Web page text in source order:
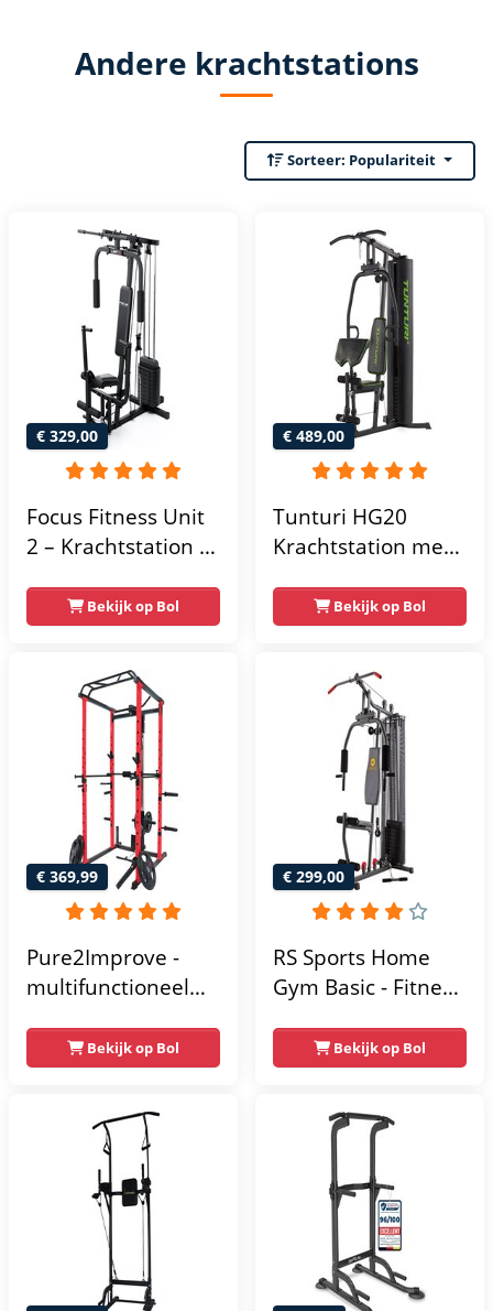
Andere krachtstations
Sorteer: Populariteit
€ 329,00
Focus Fitness Unit
2 – Krachtstation –
– Lat Pulley
Bekijk op Bol
€ 489,00
Tunturi HG20
Krachtstation met
Compacte home
gym met lat pulley
krachtstation voor
thuis - Compact en
multifunctioneel -
Incl. gratis fitness
Bekijk op Bol
€ 369,99
Pure2Improve -
multifunctioneel
krachtstation -
home gym -
215x111x142
Bekijk op Bol
€ 299,00
RS Sports Home
Gym Basic - Fitness
Bekijk op Bol